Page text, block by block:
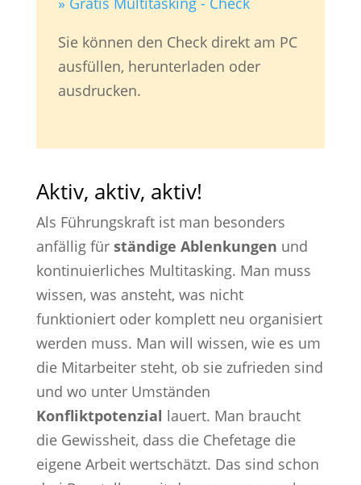
Sie können den Check direkt am PC
ausfüllen, herunterladen oder
ausdrucken.
Aktiv, aktiv, aktiv!
Als Führungskraft ist man besonders
anfällig für ständige Ablenkungen und
kontinuierliches Multitasking. Man muss
wissen, was ansteht, was nicht
funktioniert oder komplett neu organisiert
werden muss. Man will wissen, wie es um
die Mitarbeiter steht, ob sie zufrieden sind
und wo unter Umständen
Konfliktpotenzial lauert. Man braucht
die Gewissheit, dass die Chefetage die
eigene Arbeit wertschätzt. Das sind schon